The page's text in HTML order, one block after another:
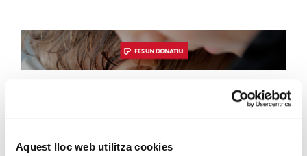
Aquest lloc web utilitza cookies